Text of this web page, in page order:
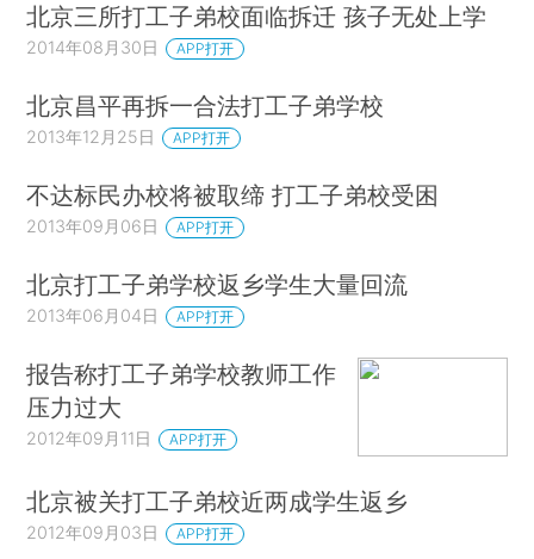
北京三所打工子弟校面临拆迁 孩子无处上学
2014年08月30日 APP打开
北京昌平再拆一合法打工子弟学校
2013年12月25日 APP打开
不达标民办校将被取缔 打工子弟校受困
2013年09月06日 APP打开
北京打工子弟学校返乡学生大量回流
2013年06月04日 APP打开
报告称打工子弟学校教师工作
压力过大
2012年09月11日 APP打开
北京被关打工子弟校近两成学生返乡
2012年09月03日 APP打开